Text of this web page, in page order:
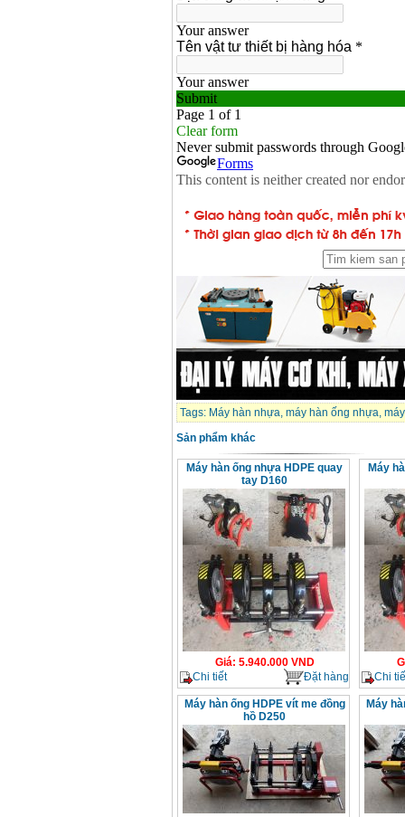
Tags: Máy hàn nhựa, máy hàn ống nhựa,
Sản phẩm khác
Máy hàn ống nhựa HDPE quay
tay D160
Giá: 5.940.000VND
Chi tiết
Đặt hàng
Máy
Chi
Máy hàn ống HDPE vít me đồng
hồ D250
Máy